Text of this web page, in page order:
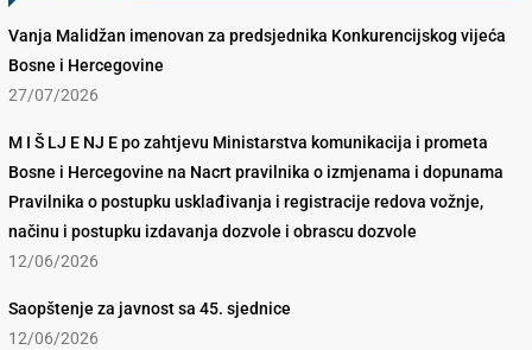
Vanja Malidžan imenovan za predsjednika Konkurencijskog vijeća
Bosne i Hercegovine
27/07/2026
M I Š LJ E NJ E po zahtjevu Ministarstva komunikacija i prometa
Bosne i Hercegovine na Nacrt pravilnika o izmjenama i dopunama
Pravilnika o postupku usklađivanja i registracije redova vožnje,
načinu i postupku izdavanja dozvole i obrascu dozvole
12/06/2026
Saopštenje za javnost sa 45. sjednice
12/06/2026